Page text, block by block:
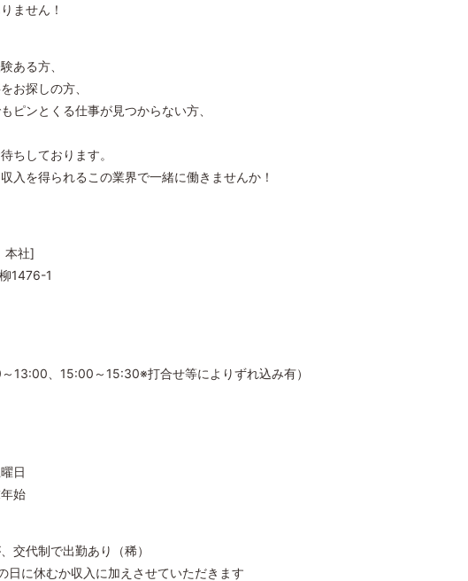
ません！
ある方、
お探しの方、
ピンとくる仕事が見つからない方、
ちしております。
入を得られるこの業界で一緒に働きませんか！
本社]
1476-1
13:00、15:00～15:30※打合せ等によりずれ込み有）
日
始
交代制で出勤あり（稀）
に休むか収入に加えさせていただきます